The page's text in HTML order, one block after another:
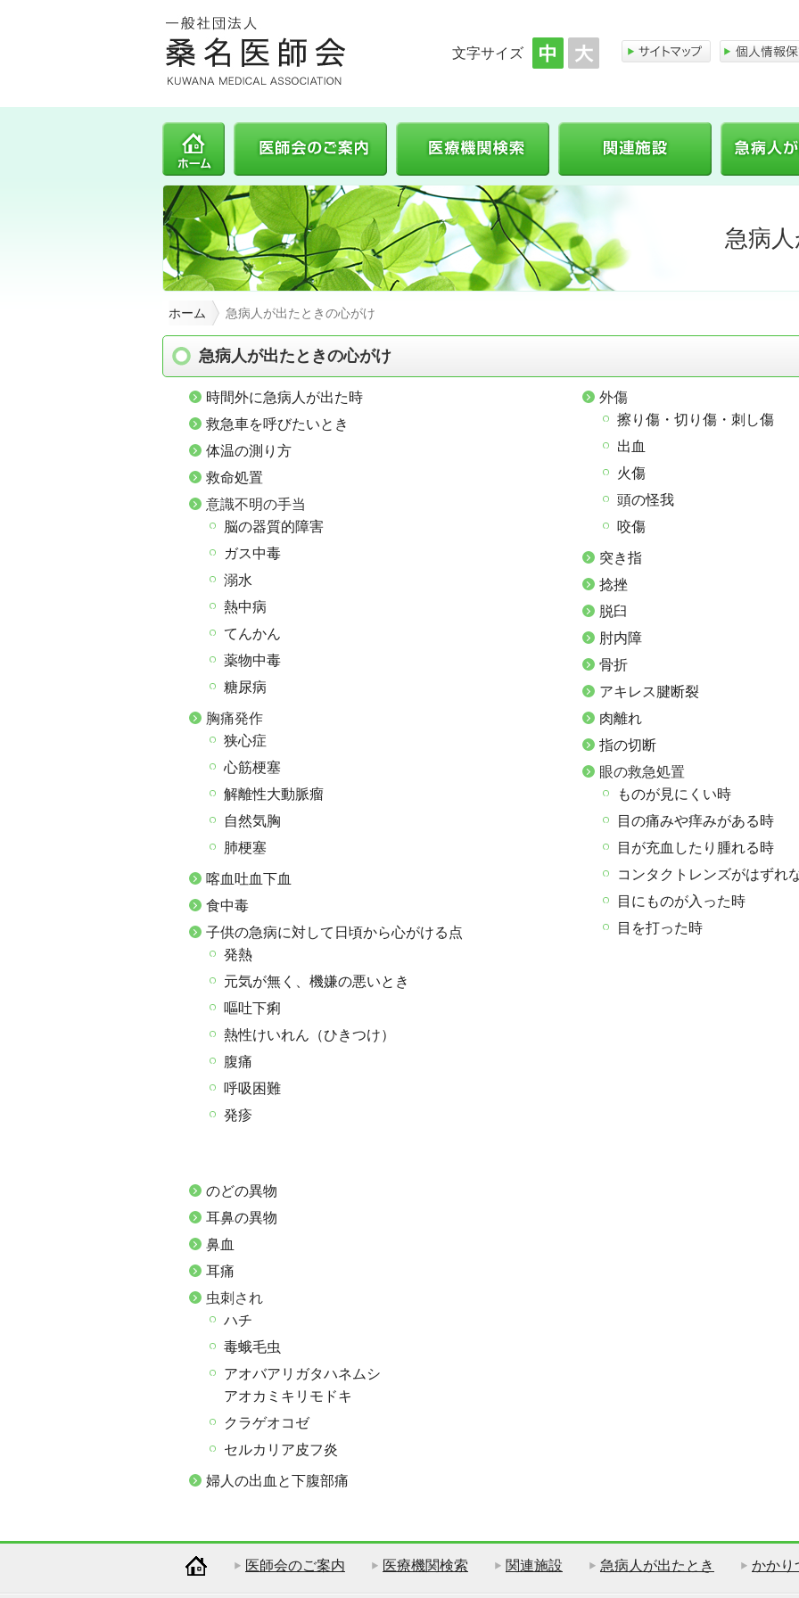
文字サイズ
急病
ホーム 急病人が出たときの心がけ
急病人が出たときの心がけ
時間外に急病人が出た時
救急車を呼びたいとき
体温の測り方
救命処置
意識不明の手当
脳の器質的障害
ガス中毒
溺水
熱中病
てんかん
薬物中毒
糖尿病
胸痛発作
狭心症
心筋梗塞
解離性大動脈瘤
自然気胸
肺梗塞
喀血吐血下血
食中毒
子供の急病に対して日頃から心がける点
発熱
元気が無く、機嫌の悪いとき
嘔吐下痢
熱性けいれん（ひきつけ）
腹痛
呼吸困難
発疹
外傷
擦り傷・切り傷・刺し傷
出血
火傷
頭の怪我
咬傷
突き指
捻挫
脱臼
肘内障
骨折
アキレス腱断裂
肉離れ
指の切断
眼の救急処置
ものが見にくい時
目の痛みや痒みがある時
目が充血したり腫れる時
コンタクトレンズがはずれ
目にものが入った時
目を打った時
のどの異物
耳鼻の異物
鼻血
耳痛
虫刺され
ハチ
毒蛾毛虫
アオバアリガタハネムシ
アオカミキリモドキ
クラゲオコゼ
セルカリア皮フ炎
婦人の出血と下腹部痛
医師会のご案内 医療機関検索 関連施設 急病人が出たとき かかり